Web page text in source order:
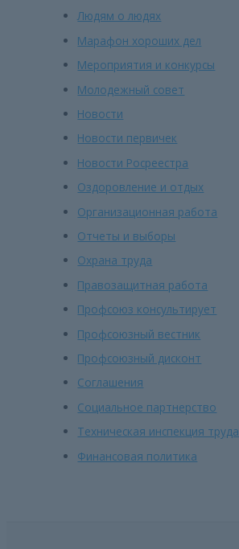
Людям о людях
Марафон хороших дел
Мероприятия и конкурсы
Молодежный совет
Новости
Новости первичек
Новости Росреестра
Оздоровление и отдых
Организационная работа
Отчеты и выборы
Охрана труда
Правозащитная работа
Профсоюз консультирует
Профсоюзный вестник
Профсоюзный дисконт
Соглашения
Социальное партнерство
Техническая инспекция труда
Финансовая политика